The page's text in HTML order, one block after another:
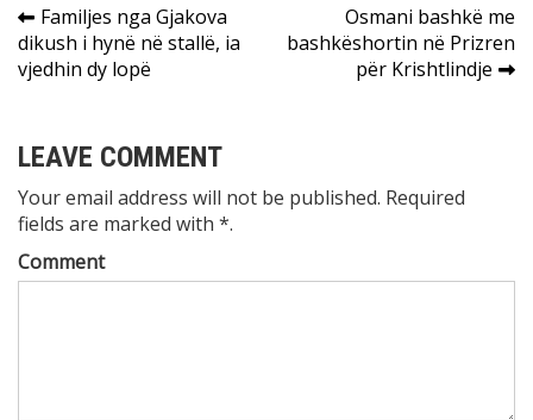
Post
navigation
Familjes nga Gjakova
dikush i hynë në stallë, ia
vjedhin dy lopë
Osmani bashkë me
bashkëshortin në Prizren
për Krishtlindje
LEAVE COMMENT
Your email address will not be published. Required
fields are marked with *.
Comment